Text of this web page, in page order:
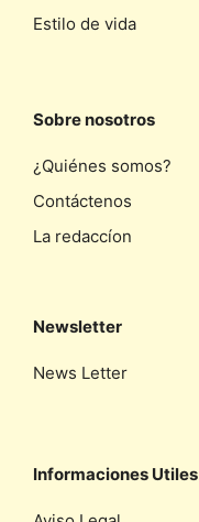
Estilo de vida
Sobre nosotros
¿Quiénes somos?
Contáctenos
La redaccíon
Newsletter
News Letter
Informaciones Utiles